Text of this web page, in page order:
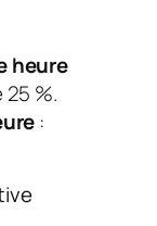
heure
%.
: